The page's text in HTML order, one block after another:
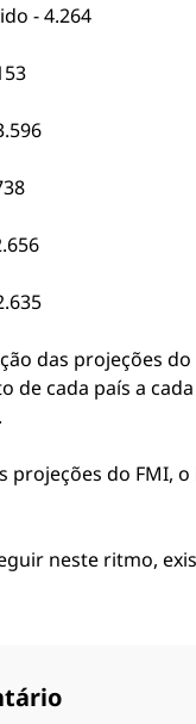
- 4.264
das projeções
de cada país a
projeções do FMI,
neste ritmo,